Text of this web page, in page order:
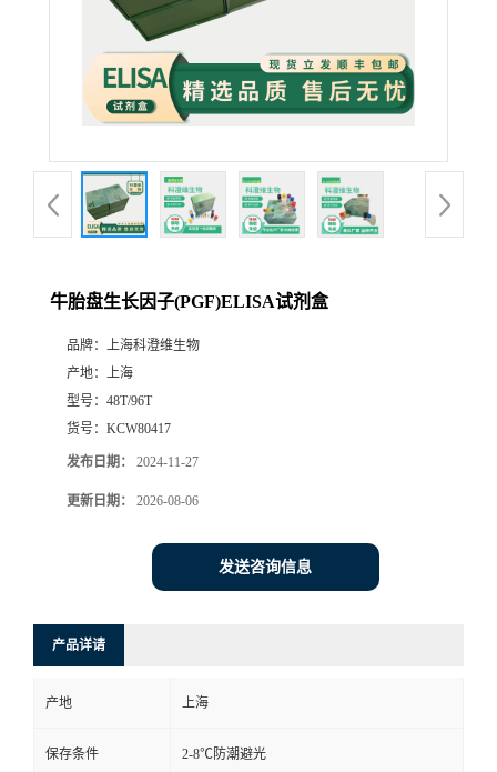
牛胎盘生长因子(PGF)ELISA试剂盒
品牌：
上海科澄维生物
产地：
上海
型号： 48T/96T
货号： KCW80417
发布日期： 2024-11-27
更新日期： 2026-08-06
发送咨询信息
产品详请
产地 上海
保存条件 2-8℃防潮避光